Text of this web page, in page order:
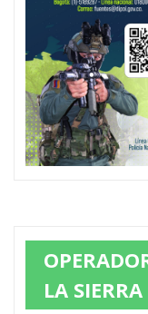
LA SIERRA